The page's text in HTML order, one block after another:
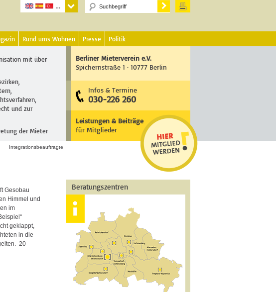
Rund ums Wohnen Presse Politik
mit über
und zur
der Mieter
Berliner Mieterverein e.V.
Spichernstraße 1 · 10777 Berlin
Infos & Termine
030-226 260
Leistungen & Beiträge
für Mitglieder
Integrationsbeauftragte
Gesobau
Himmel und
im
geklappt,
in die
20
Beratungszentren